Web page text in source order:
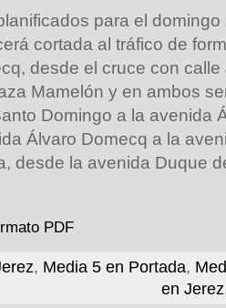
para el
cortada al tráfico de
desde el cruce con
Mamelón y en ambos
Domingo a la avenida
Álvaro Domecq a la
desde la avenida Duque
PDF
, Media 5 en Portada,
en Jerez